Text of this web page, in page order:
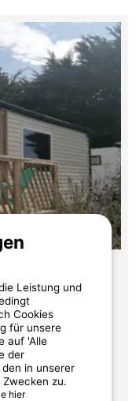
Leistung und
Cookies
für unsere
auf 'Alle
der
in unserer
zu.
hier